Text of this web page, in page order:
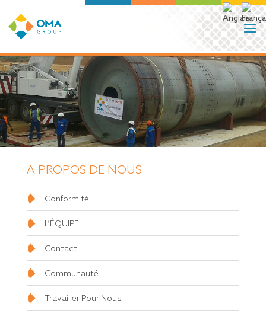
A PROPOS DE NOUS
Conformité
L’ÉQUIPE
Contact
Communauté
Travailler Pour Nous